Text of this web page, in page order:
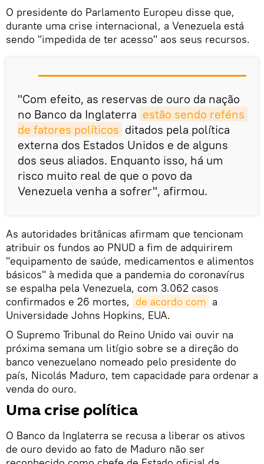
O presidente do Parlamento Europeu disse que,
durante uma crise internacional, a Venezuela está
sendo "impedida de ter acesso" aos seus recursos.
"Com efeito, as reservas de ouro da nação
no Banco da Inglaterra estão sendo reféns
de fatores políticos ditados pela política
externa dos Estados Unidos e de alguns
dos seus aliados. Enquanto isso, há um
risco muito real de que o povo da
Venezuela venha a sofrer", afirmou.
As autoridades britânicas afirmam que tencionam
atribuir os fundos ao PNUD a fim de adquirirem
"equipamento de saúde, medicamentos e alimentos
básicos" à medida que a pandemia do coronavírus
se espalha pela Venezuela, com 3.062 casos
confirmados e 26 mortes, de acordo com a
Universidade Johns Hopkins, EUA.
O Supremo Tribunal do Reino Unido vai ouvir na
próxima semana um litígio sobre se a direção do
banco venezuelano nomeado pelo presidente do
país, Nicolás Maduro, tem capacidade para ordenar a
venda do ouro.
Uma crise política
O Banco da Inglaterra se recusa a liberar os ativos
de ouro devido ao fato de Maduro não ser